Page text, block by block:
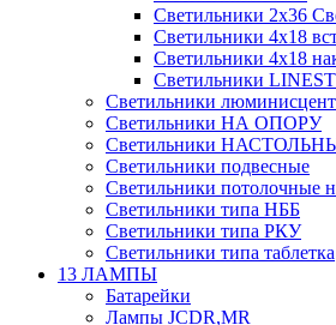
Светильники 2х36
Светильники 4х18
Светильники 4х18
Светильники
Светильники
Светильники НА ОПОРУ
Светильники
Светильники подвесные
Светильники потолочные
Светильники типа НББ
Светильники типа РКУ
Светильники типа таблетка
13 ЛАМПЫ
Батарейки
Лампы JCDR,MR